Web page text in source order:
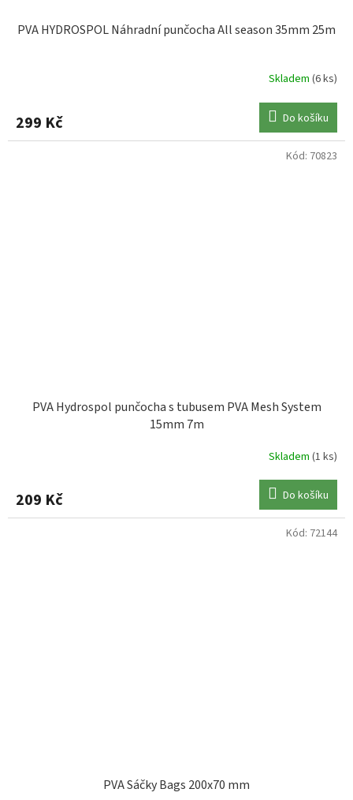
PVA HYDROSPOL Náhradní punčocha All season 35mm 25m
Skladem (6 ks)
299 Kč Do košíku
PVA Hydrospol punčocha s tubusem PVA Mesh System
15mm 7m
Skladem (1 ks)
209 Kč Do košíku
Kód: 70823
PVA Sáčky Bags 200x70 mm
Kód: 72144